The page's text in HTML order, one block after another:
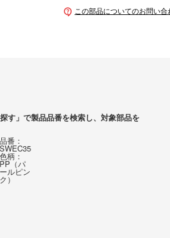
この部品についてのお問い合
す」で製品品番を検索し、対象部品を
品番：
SWEC35
色柄：
PP（パ
ールピン
ク）